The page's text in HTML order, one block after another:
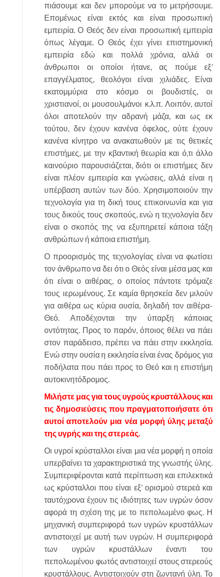
πιάσουμε και δεν μπορούμε να το μετρήσουμε.
Επομένως είναι εκτός και είναι προσωπική
εμπειρία. Ο Θεός δεν είναι προσωπική εμπειρία
όπως λέγαμε. Ο Θεός έχει γίνει επιστημονική
εμπειρία εδώ και πολλά χρόνια, αλλά οι
άνθρωποι οι οποίοι ήτανε, ας πούμε εξ’
επαγγέλματος, θεολόγοι είναι χιλιάδες. Είναι
εκατομμύρια στο κόσμο οι βουδιστές, οι
χριστιανοί, οι μουσουλμάνοι κ.λ.π. Λοιπόν, αυτοί
όλοι αποτελούν την αδρανή μάζα, και ως εκ
τούτου, δεν έχουν κανένα όφελος, ούτε έχουν
κανένα κίνητρο να ανακατωθούν με τις θετικές
επιστήμες, με την κβαντική θεωρία και ό,τι άλλο
καινούριο παρουσιάζεται, διότι οι επιστήμες δεν
είναι πλέον εμπειρία και γνώσεις, αλλά είναι η
υπέρβαση αυτών των δύο. Χρησιμοποιούν την
τεχνολογία για τη δική τους επικοινωνία και για
τους δικούς τους σκοπούς, ενώ η τεχνολογία δεν
είναι ο σκοπός της να εξυπηρετεί κάποια τάξη
ανθρώπων ή κάποια επιστήμη.
Ο προορισμός της τεχνολογίας είναι να φωτίσει
τον άνθρωπο να δει ότι ο Θεός είναι μέσα μας και
ότι είναι ο αιθέρας, ο οποίος πάντοτε τρόμαζε
τους ιερωμένους. Σε καμία θρησκεία δεν μιλούν
για αιθέρα ως κύρια ουσία, δηλαδή τον αιθέρα-
Θεό. Αποδέχονται την ύπαρξη κάποιας
οντότητας. Προς το παρόν, όποιος θέλει να πάει
στον παράδεισο, πρέπει να πάει στην εκκλησία.
Ενώ στην ουσία η εκκλησία είναι ένας δρόμος για
ποδήλατα που πάει προς το Θεό και η επιστήμη
αυτοκινητόδρομος.
Μιλήστε μας για τους υγρούς κρυστάλλους και
τις δημοσιεύσεις που πραγματοποιήσατε ότι
αυτοί αποτελούν μια νέα μορφή ύλης μεταξύ
της υγρής και της στερεάς.
Οι υγροί κρύσταλλοι είναι μια νέα μορφή η οποία
υπερβαίνει τα χαρακτηριστικά της γνωστής ύλης.
Συμπεριφέρονται κατά περίπτωση και επιλεκτικά
ως κρύσταλλοι που είναι εξ’ ορισμού στερεά και
ταυτόχρονα έχουν τις ιδιότητες των υγρών όσον
αφορά τη σχέση της με το πεπολωμένο φως. Η
μηχανική συμπεριφορά των υγρών κρυστάλλων
αντιστοιχεί με αυτή των υγρών. Η συμπεριφορά
των υγρών κρυστάλλων έναντι του
πεπολωμένου φωτός αντιστοιχεί στους στερεούς
κρυστάλλους. Αντιστοιχούν στη ζωντανή ύλη. Το